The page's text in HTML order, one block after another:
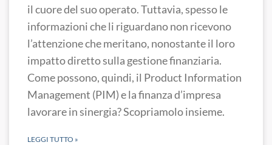
il cuore del suo operato. Tuttavia, spesso le
informazioni che li riguardano non ricevono
l’attenzione che meritano, nonostante il loro
impatto diretto sulla gestione finanziaria.
Come possono, quindi, il Product Information
Management (PIM) e la finanza d’impresa
lavorare in sinergia? Scopriamolo insieme.
LEGGI TUTTO »